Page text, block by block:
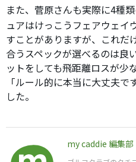
また、菅原さんも実際に4種
ュアはけっこうフェアウェイ
すことがありますが、これだ
合うスペックが選べるのは良
ットをしても飛距離ロスが少
「ルール的に本当に大丈夫
した。
my caddie 編集部